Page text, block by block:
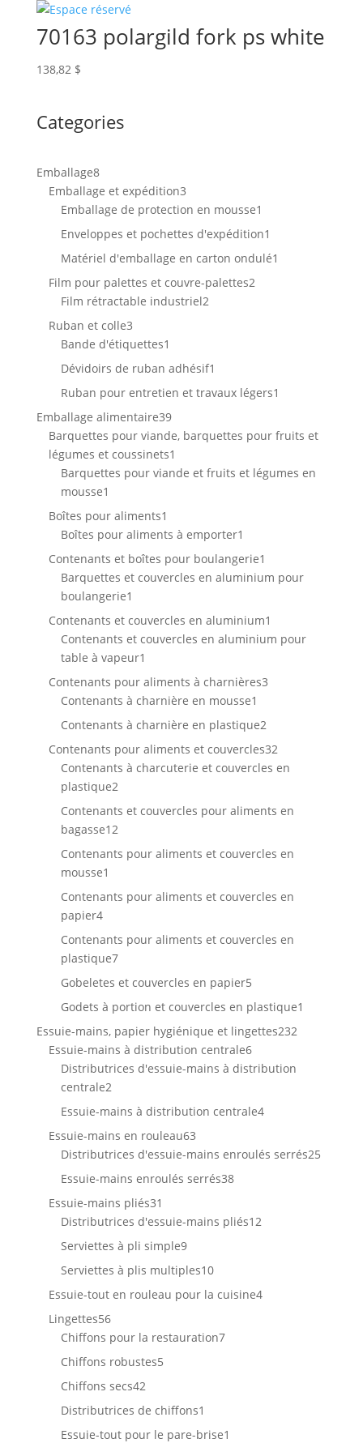
70163 polargild fork ps white
138,82 $
Categories
Emballage88
produits
Emballage et expédition33
produits
Emballage de protection en mousse1
produit
Enveloppes et pochettes d'expédition1
produit
Matériel d'emballage en carton ondulé1
Film pour palettes et couvre-palettes22
Film rétractable industriel22
Ruban et colle33
produits
Bande d'étiquettes1
produit
Dévidoirs de ruban adhésif1
produit
Ruban pour entretien et travaux légers1
Emballage alimentaire3939
produits
Barquettes pour viande, barquettes pour fruits et
légumes et coussinets1
produit
Barquettes pour viande et fruits et légumes en
mousse1
produit
Boîtes pour aliments1
produit
Boîtes pour aliments à emporter1
produit
Contenants et boîtes pour boulangerie1
produit
Barquettes et couvercles en aluminium pour
boulangerie1
produit
Contenants et couvercles en aluminium1
produit
Contenants et couvercles en aluminium pour
table à vapeur1
produit
Contenants pour aliments à charnières33
Contenants à charnière en mousse1
produit
Contenants à charnière en plastique22
produits
Contenants pour aliments et couvercles3232
produits
Contenants à charcuterie et couvercles en
plastique22
produits
Contenants et couvercles pour aliments en
bagasse1212
produits
Contenants pour aliments et couvercles en
mousse1
produit
Contenants pour aliments et couvercles en
papier44
produits
Contenants pour aliments et couvercles en
plastique77
produits
Gobeletes et couvercles en papier55
produits
Godets à portion et couvercles en plastique1
Essuie-mains, papier hygiénique et lingettes232232
Essuie-mains à distribution centrale66
produits
Distributrices d'essuie-mains à distribution
centrale22
produits
Essuie-mains à distribution centrale44
Essuie-mains en rouleau6363
produits
Distributrices d'essuie-mains enroulés serrés2525
Essuie-mains enroulés serrés3838
Essuie-mains pliés31
produits
Distributrices d'essuie-mains pliés1212
Serviettes à pli simple99
produits
Serviettes à plis multiples1010
produits
Essuie-tout en rouleau pour la cuisine44
Lingettes5656
produits
Chiffons pour la restauration77
Chiffons robustes55
Chiffons secs4242
produits
Distributrices de chiffons1
produit
Essuie-tout pour le pare-brise1